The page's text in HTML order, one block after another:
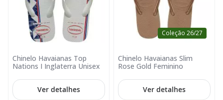
Chinelo Havaianas Top
Nations I Inglaterra Unisex
Ver detalhes
Coleção 26/27
Chinelo Havaianas Slim
Rose Gold Feminino
Ver detalhes